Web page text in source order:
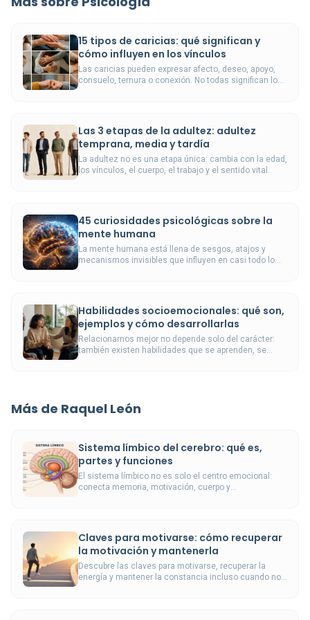
15 tipos de caricias: qué significan y
cómo influyen en los vínculos
Las caricias pueden expresar afecto, deseo, apoyo,
consuelo, ternura o conexión. No todas significan lo
Las 3 etapas de la adultez: adultez
temprana, media y tardía
La adultez no es una etapa única: cambia con la edad,
los vínculos, el cuerpo, el trabajo y el sentido vital.
45 curiosidades psicológicas sobre la
mente humana
La mente humana está llena de sesgos, atajos y
mecanismos invisibles que influyen en casi todo lo
Habilidades socioemocionales: qué son,
ejemplos y cómo desarrollarlas
Relacionarnos mejor no depende solo del carácter:
también existen habilidades que se aprenden, se
Más de Raquel León
Sistema límbico del cerebro: qué es,
partes y funciones
El sistema límbico no es solo el centro emocional:
conecta memoria, motivación, cuerpo y
Claves para motivarse: cómo recuperar
la motivación y mantenerla
Descubre las claves para motivarse, recuperar la
energía y mantener la constancia incluso cuando no